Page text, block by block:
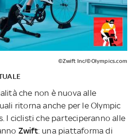
©Zwift Inc/©Olympics.com
che non è nuova alle
ritorna anche per le Olympic
I ciclisti che parteciperanno alle
Zwift: una piattaforma di